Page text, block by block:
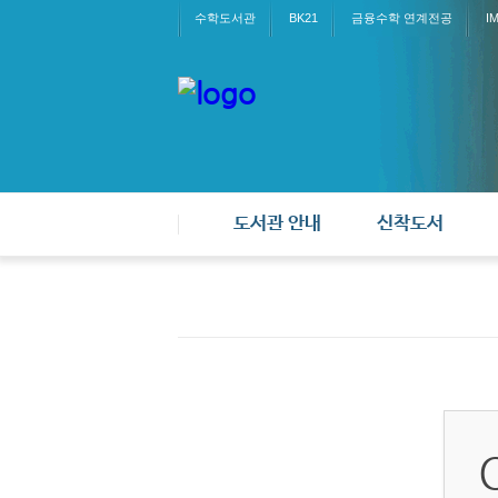
수학도서관 BK21 금융수학 연계전공
도서관 안내 신착도서